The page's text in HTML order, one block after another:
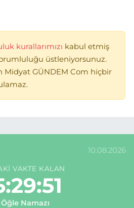
kurallarımızı kabul etmiş
üstleniyorsunuz.
Midyat GÜNDEM Com hiçbir
10.08.2026
VAKTE KALAN
Öğle Namazı